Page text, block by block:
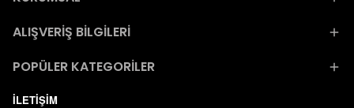
ALIŞVERİŞ BİLGİLERİ
POPÜLER KATEGORİLER
İLETİŞİM